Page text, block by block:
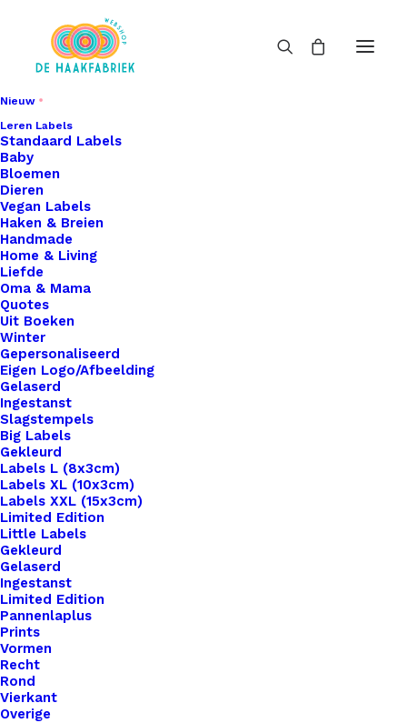
Nieuw
Leren Labels
Standaard Labels
Baby
Bloemen
Dieren
Vegan Labels
Haken & Breien
Handmade
Home & Living
Liefde
Oma & Mama
Quotes
Uit Boeken
Winter
Gepersonaliseerd
Eigen Logo/Afbeelding
Gelaserd
Ingestanst
Slagstempels
Big Labels
Gekleurd
Labels L (8x3cm)
Labels XL (10x3cm)
Labels XXL (15x3cm)
Limited Edition
Little Labels
Gekleurd
Gelaserd
Ingestanst
Limited Edition
Pannenlaplus
Prints
Vormen
Recht
Rond
Vierkant
Overige
Home
Haken & Breien
Speenclip Kunststof 20mm Wit
Speenclip Kunststof
20mm Wit
€
6 op voorraad